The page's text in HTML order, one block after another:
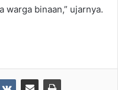
warga binaan,” ujarnya.